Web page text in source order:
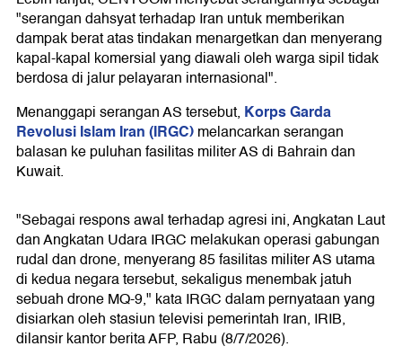
"serangan dahsyat terhadap Iran untuk memberikan
dampak berat atas tindakan menargetkan dan menyerang
kapal-kapal komersial yang diawali oleh warga sipil tidak
berdosa di jalur pelayaran internasional".
Menanggapi serangan AS tersebut, Korps Garda
Revolusi Islam Iran (IRGC)melancarkan serangan
balasan ke puluhan fasilitas militer AS di Bahrain dan
Kuwait.
"Sebagai respons awal terhadap agresi ini, Angkatan Laut
dan Angkatan Udara IRGC melakukan operasi gabungan
rudal dan drone, menyerang 85 fasilitas militer AS utama
di kedua negara tersebut, sekaligus menembak jatuh
sebuah drone MQ-9," kata IRGC dalam pernyataan yang
disiarkan oleh stasiun televisi pemerintah Iran, IRIB,
dilansir kantor berita AFP, Rabu (8/7/2026).